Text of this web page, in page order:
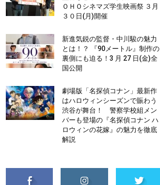
ＯＨＯシネマズ学生映画祭 ３月
３０日(月)開催
新進気鋭の監督・中川駿の魅力
とは！？ 『90メートル』制作の
裏側にも迫る！3 月 27 日(金)全
国公開
劇場版「名探偵コナン」最新作
はハロウィンシーズンで賑わう
渋谷が舞台！ 警察学校組メン
バーも登場の『名探偵コナン ハ
ロウィンの花嫁』の魅力を徹底
解説